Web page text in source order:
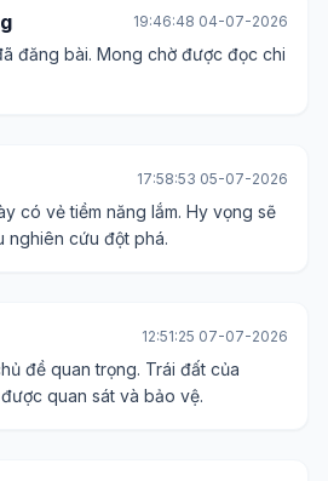
19:46:48 04-07-2026
đăng bài. Mong chờ được đọc chi
17:58:53 05-07-2026
có vẻ tiềm năng lắm. Hy vọng sẽ
nghiên cứu đột phá.
12:51:25 07-07-2026
đề quan trọng. Trái đất của
quan sát và bảo vệ.